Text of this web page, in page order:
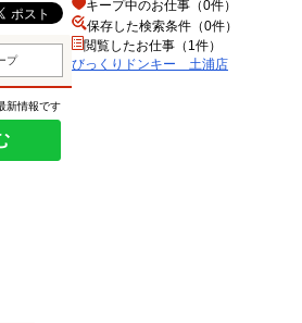
プ
新情報です
キープ中のお仕事（0件）
保存した検索条件（0件）
閲覧したお仕事（1件）
びっくりドンキー 土浦店